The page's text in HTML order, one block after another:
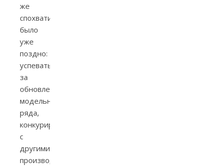
же
спохватился,
было
уже
поздно:
успевать
за
обновлением
модельного
ряда,
конкурируя
с
другими
производителями,